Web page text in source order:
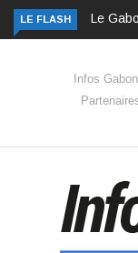
LE FLASH Le
Infos